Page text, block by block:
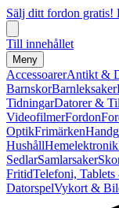
Sälj ditt fordon gratis!
Till innehållet
Meny
AccessoarerAntikt &
BarnskorBarnleksaker
TidningarDatorer &
VideofilmerFordon
OptikFrimärken
HushållHemelektronik
SedlarSamlarsaker
FritidTelefoni, Tablets
DatorspelVykort &